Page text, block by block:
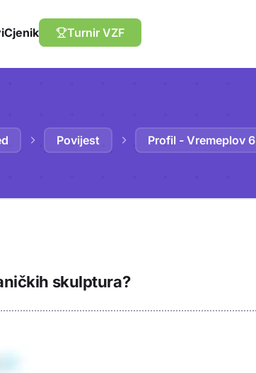
Cjenik Turnir VZF
Povijest Profil - Vremeplov 6
skulptura?